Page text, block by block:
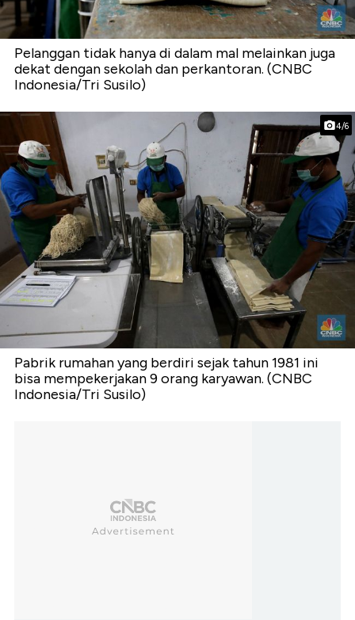
Pelanggan tidak hanya di dalam mal melainkan juga
dekat dengan sekolah dan perkantoran. (CNBC
Indonesia/Tri Susilo)
4/6
Pabrik rumahan yang berdiri sejak tahun 1981 ini
bisa mempekerjakan 9 orang karyawan. (CNBC
Indonesia/Tri Susilo)